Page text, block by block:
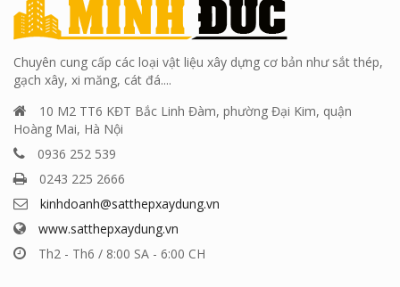
Chuyên cung cấp các loại vật liệu xây dựng cơ bản như sắt thép,
gạch xây, xi măng, cát đá....
10 M2 TT6 KĐT Bắc Linh Đàm, phường Đại Kim, quận
Hoàng Mai, Hà Nội
0936 252 539
0243 225 2666
kinhdoanh@satthepxaydung.vn
www.satthepxaydung.vn
Th2 - Th6 / 8:00 SA - 6:00 CH